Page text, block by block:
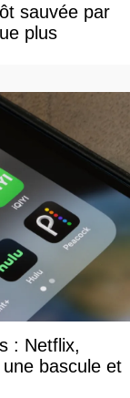
sauvée par
plus
: Netflix,
bascule et